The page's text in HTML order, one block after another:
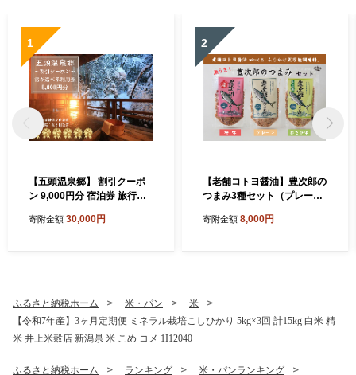
1
【五頭温泉郷】 割引クーポ
ン 9,000円分 宿泊券 旅行券
ウム 温泉 露天風呂 名湯 自然
寄附金額 30,000円
2
【老舗コトヨ醤油】豊次郎の
つまみ3種セット（プレーン
能調味料 ふりかけ アーモン
寄附金額 8,000円
ふるさと納税ホーム 米・パン
米
【令和7年産】3ヶ月定期便 ミネラル栽培こしひかり 5kg×3回 計15kg 白米 精
米 井上米穀店 新潟県 米 こめ コメ 1I12040
ふるさと納税ホーム ランキング 米・パンランキング